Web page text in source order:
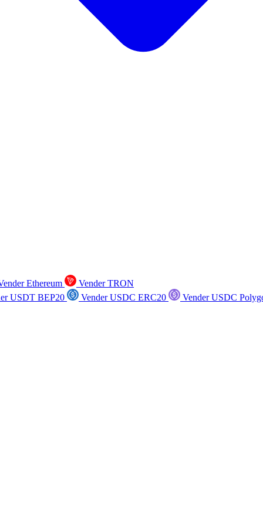
Ethereum
Vender TRON
USDT BEP20
Vender USDC ERC20 Vender USDC